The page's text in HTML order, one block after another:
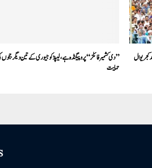
کجریوال
’’دی کشمیر فائلز‘‘ پروپیگنڈہ ہے، لیپڈ کو جیوری کے تین دیگر ججوں
حمایت